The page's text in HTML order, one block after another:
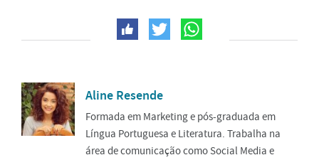
Aline Resende
Formada em Marketing e pós-graduada em
Língua Portuguesa e Literatura. Trabalha na
área de comunicação como Social Media e